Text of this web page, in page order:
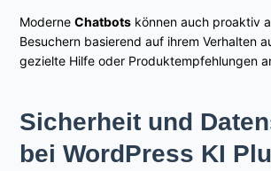
ModerneChatbots können auch proaktiv
Besuchern basierend auf ihrem Verhalten
gezielte Hilfe oder Produktempfehlungen
Sicherheit und
bei WordPress KI